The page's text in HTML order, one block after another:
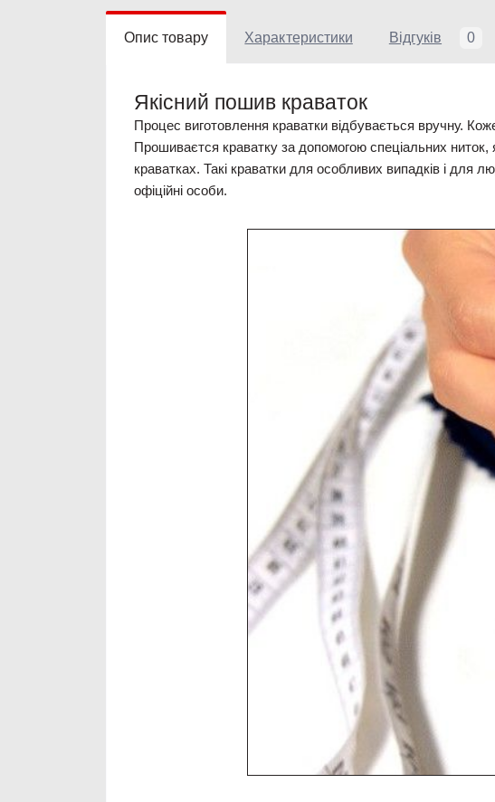
Опис товару Характеристики Відгуків 0
Якісний пошив краваток
Процес виготовлення краватки відбувається вручну.
Прошиваєтся краватку за допомогою спеціальних
краватках. Такі краватки для особливих випадків і для
офіційні особи.